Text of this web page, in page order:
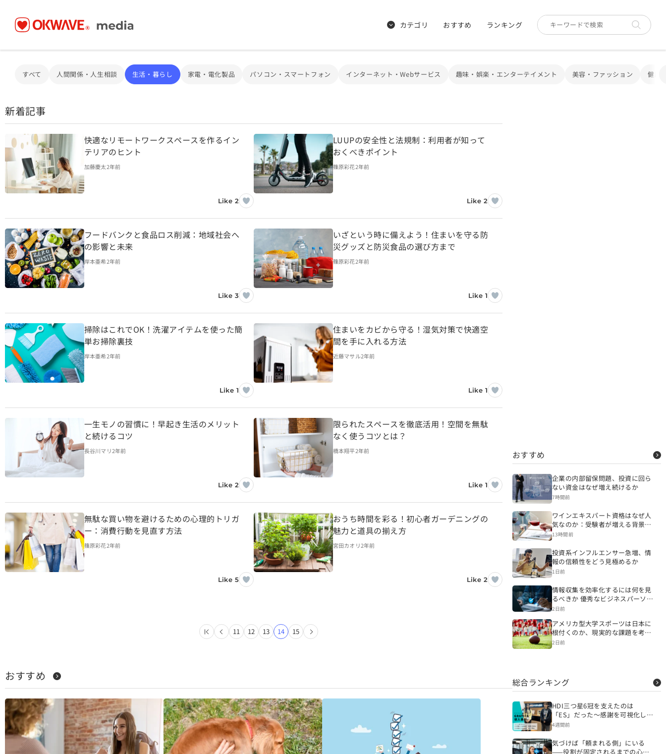
カテゴリ おすすめ ランキング
すべて 人間関係・人生相談 生活・暮らし 家電・電化製品 パソコン・スマートフォン インターネット・Webサービス 趣味・娯楽・エンターテイメント 美容・ファッション 健康
新着記事
快適なリモートワークスペースを作るイン
テリアのヒント
加藤慶太2年前
Like 2
LUUPの安全性と法規制：利用者が知って
おくべきポイント
篠原彩花2年前
Like 2
フードバンクと食品ロス削減：地域社会へ
の影響と未来
岸本亜希2年前
Like 3
いざという時に備えよう！住まいを守る防
災グッズと防災食品の選び方まで
篠原彩花2年前
Like 1
掃除はこれでOK！洗濯アイテムを使った簡
単お掃除裏技
岸本亜希2年前
Like 1
住まいをカビから守る！湿気対策で快適空
間を手に入れる方法
近藤マサル2年前
Like 1
一生モノの習慣に！早起き生活のメリット
と続けるコツ
長谷川マリ2年前
Like 2
限られたスペースを徹底活用！空間を無駄
なく使うコツとは？
橋本翔平2年前
Like 1
無駄な買い物を避けるための心理的トリガ
ー：消費行動を見直す方法
篠原彩花2年前
Like 5
おうち時間を彩る！初心者ガーデニングの
魅力と道具の揃え方
宮田カオリ2年前
Like 2
11 12 13 14 15
おすすめ
おすすめ
企業の内部留保問題、投資に回ら
ない資金はなぜ増え続けるか
7時間前
ワインエキスパート資格はなぜ人
気なのか：受験者が増える背景を
読み解く
13時間前
投資系インフルエンサー急増、情
報の信頼性をどう見極めるか
1日前
情報収集を効率化するには何を見
るべきか 優秀なビジネスパーソン
の情報源と仕事への生かし方
2日前
アメリカ型大学スポーツは日本に
根付くのか、現実的な課題を考え
る
2日前
総合ランキング
HDI三つ星6冠を支えたのは
「ES」だった～感謝を可視化し、
CSを変える組織づくりへ～
4週間前
気づけば「頼まれる側」にいる
——役割が固定されるまでの心理